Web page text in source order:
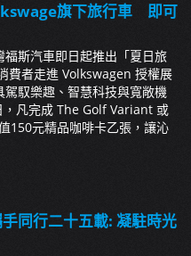
旗下旅行車 即可
斯汽車即日起推出「夏日旅
費者走進 Volkswagen 授權展
馭樂趣、智慧科技與寬敞機
，凡完成 The Golf Variant 或
150元精品咖啡卡乙張，讓沁
同行二十五載: 凝駐時光